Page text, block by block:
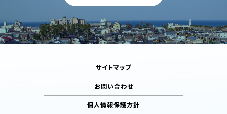
サイトマップ
お問い合わせ
個人情報保護方針